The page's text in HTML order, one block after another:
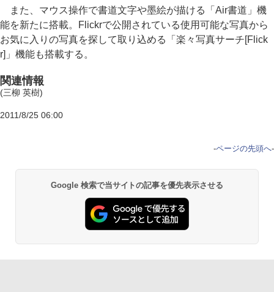
また、マウス操作で書道文字や墨絵が描ける「Air書道」機
能を新たに搭載。Flickrで公開されている使用可能な写真から
お気に入りの写真を探して取り込める「楽々写真サーチ[Flick
r]」機能も搭載する。
関連情報
(三柳 英樹)
2011/8/25 06:00
-ページの先頭へ-
Google 検索で当サイトの記事を優先表示させる